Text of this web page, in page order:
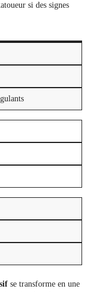
si des signes
se transforme en une